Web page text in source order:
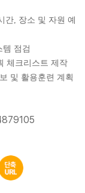
간, 장소 및 자원 예
점검
체크리스트 제작
및 활용훈련 계획